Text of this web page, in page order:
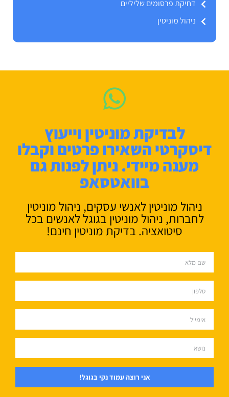
דחיקת פרסומים שליליים
ניהול מוניטין
לבדיקת מוניטין וייעוץ
דיסקרטי השאירו פרטים וקבלו
מענה מיידי. ניתן לפנות גם
בוואטסאפ
ניהול מוניטין לאנשי עסקים, ניהול מוניטין
לחברות, ניהול מוניטין בגוגל לאנשים בכל
סיטואציה. בדיקת מוניטין חינם!
אני רוצה עמוד נקי בגוגל!